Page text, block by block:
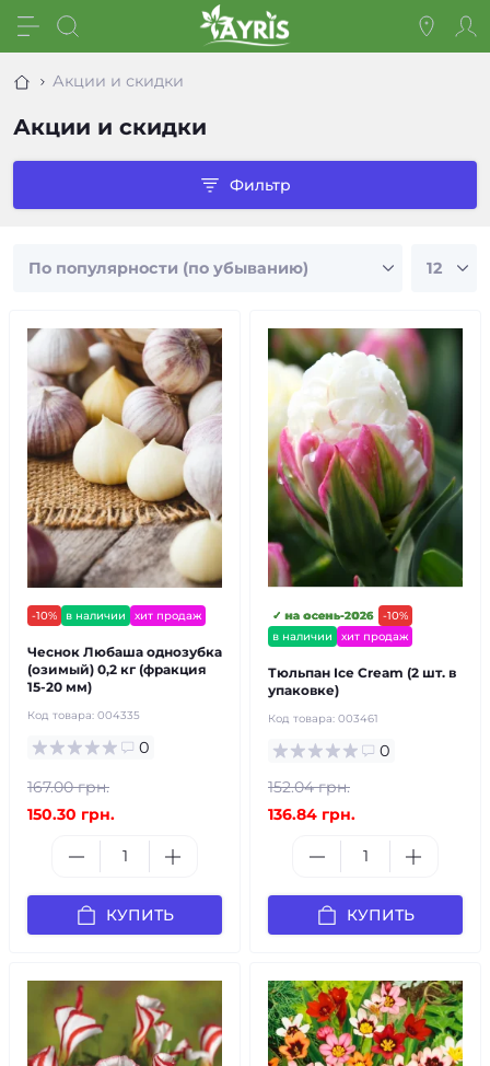
Акции и скидки
Акции и скидки
Фильтр
-10% в наличии хит продаж
Чеснок Любаша однозубка
(озимый) 0,2 кг (фракция
15-20 мм)
Код товара: 004335
0
167.00 грн.
150.30 грн.
КУПИТЬ
-10%
в наличии
✓ на осень-2026
хит продаж
Тюльпан Ice Cream (2 шт. в
упаковке)
Код товара: 003461
0
152.04 грн.
136.84 грн.
КУПИТЬ